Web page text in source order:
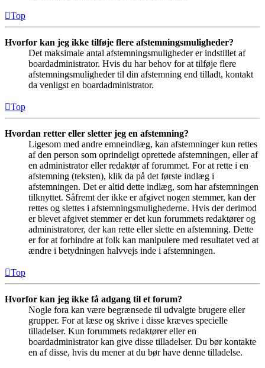
Top
Hvorfor kan jeg ikke tilføje flere afstemningsmuligheder?
Det maksimale antal afstemningsmuligheder er indstillet af
boardadministrator. Hvis du har behov for at tilføje flere
afstemningsmuligheder til din afstemning end tilladt, kontakt
da venligst en boardadministrator.
Top
Hvordan retter eller sletter jeg en afstemning?
Ligesom med andre emneindlæg, kan afstemninger kun rettes
af den person som oprindeligt oprettede afstemningen, eller af
en administrator eller redaktør af forummet. For at rette i en
afstemning (teksten), klik da på det første indlæg i
afstemningen. Det er altid dette indlæg, som har afstemningen
tilknyttet. Såfremt der ikke er afgivet nogen stemmer, kan der
rettes og slettes i afstemningsmulighederne. Hvis der derimod
er blevet afgivet stemmer er det kun forummets redaktører og
administratorer, der kan rette eller slette en afstemning. Dette
er for at forhindre at folk kan manipulere med resultatet ved at
ændre i betydningen halvvejs inde i afstemningen.
Top
Hvorfor kan jeg ikke få adgang til et forum?
Nogle fora kan være begrænsede til udvalgte brugere eller
grupper. For at læse og skrive i disse kræves specielle
tilladelser. Kun forummets redaktører eller en
boardadministrator kan give disse tilladelser. Du bør kontakte
en af disse, hvis du mener at du bør have denne tilladelse.